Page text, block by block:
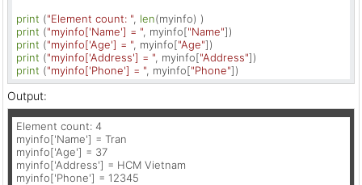
print ("Element count: ", len
print ("myinfo['Name'] = ", myinfo["Name"
print ("myinfo['Age'] = ", myinfo["Age"
print ("myinfo['Address'] = ", myinfo["Address"
print ("myinfo['Phone'] = ", myinfo["Phone"])
Output:
Element count: 4
myinfo['Name'] = Tran
myinfo['Age'] = 37
myinfo['Address'] = HCM Vietnam
myinfo['Phone'] = 12345